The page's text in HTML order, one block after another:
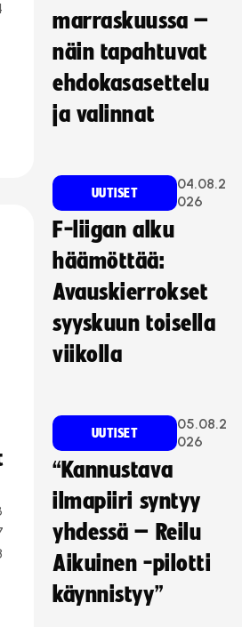
marraskuussa –
näin tapahtuvat
ehdokasasettelu
ja valinnat
UUTISET
04.08.2
026
F-liigan alku
häämöttää:
Avauskierrokset
syyskuun toisella
viikolla
UUTISET
05.08.2
026
“Kannustava
ilmapiiri syntyy
yhdessä – Reilu
Aikuinen -pilotti
käynnistyy”